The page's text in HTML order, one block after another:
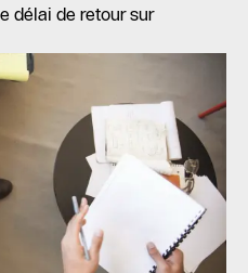
délai de retour sur